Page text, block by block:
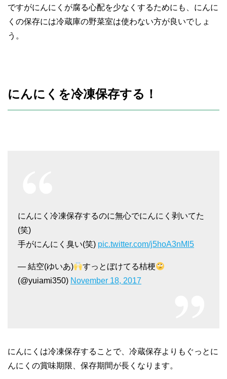
ですがにんにくが腐る心配を少なくするためにも、にんに
くの保存には冷蔵庫の野菜室は使わない方が良いでしょ
う。
にんにくを冷凍保存する！
にんにく冷凍保存するのに無心でにんにく剥いてた
(笑)
手がにんにく臭い(笑) pic.twitter.com/j5hoA3nMl5
— 結空(ゆいあ)
すっとぼけてる桔梗
(@yuiami350) November 18, 2017
にんにくは冷凍保存することで、冷蔵保存よりもぐっとに
んにくの賞味期限、保存期間が長くなります。